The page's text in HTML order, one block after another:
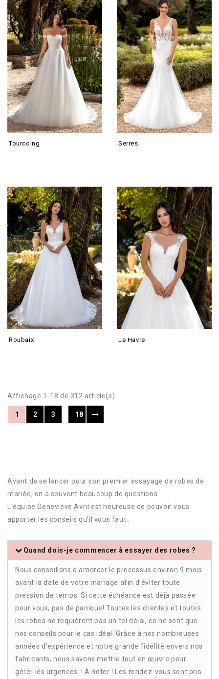
Tourcoing Serres
Roubaix Le Havre
Affichage 1-18 de 312 article(s)
1 2 3 18
Avant de se lancer pour son premier essayage de robes de
mariée, on a souvent beaucoup de questions.
L’équipe Geneviève Avril est heureuse de pouvoir vous
apporter les conseils qu’il vous faut :
Quand dois-je commencer à essayer des robes ?
Nous conseillons d'amorcer le processus environ 9 mois
avant la date de votre mariage afin d’éviter toute
pression de temps. Si cette échéance est déjà passée
pour vous, pas de panique! Toutes les clientes et toutes
les robes ne requièrent pas un tel délai, ce ne sont que
nos conseils pour le cas idéal. Grâce à nos nombreuses
années d’expérience et notre grande fidélité envers nos
fabricants, nous savons mettre tout en œuvre pour
gérer les urgences. ! À noter ! Les rendez-vous sont pris